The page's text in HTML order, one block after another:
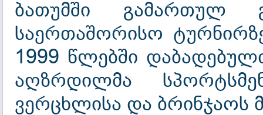
ბათუმში გამართულ
საერთაშორისო
1999 წლებში
აღზრდილმა
ვერცხლისა და ბრინჯაოს